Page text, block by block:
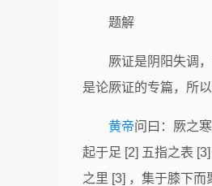
题解
厥证是阴阳失调
是论厥证的专篇，所以
黄帝问曰：厥之
起于足 [2] 五指之表
之里 [3] ，集于膝下而